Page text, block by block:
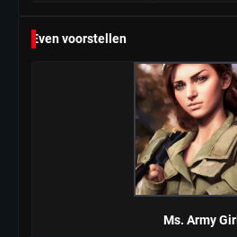
Even voorstellen
Ms. Army Girl